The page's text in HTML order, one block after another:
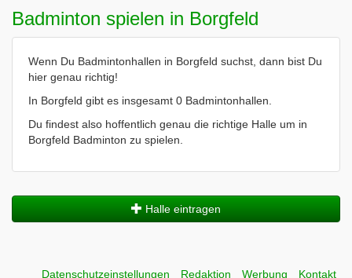
Badminton spielen in Borgfeld
Wenn Du Badmintonhallen in Borgfeld suchst, dann bist Du
hier genau richtig!
In Borgfeld gibt es insgesamt 0 Badmintonhallen.
Du findest also hoffentlich genau die richtige Halle um in
Borgfeld Badminton zu spielen.
Halle eintragen
Datenschutzeinstellungen Redaktion Werbung Kontakt